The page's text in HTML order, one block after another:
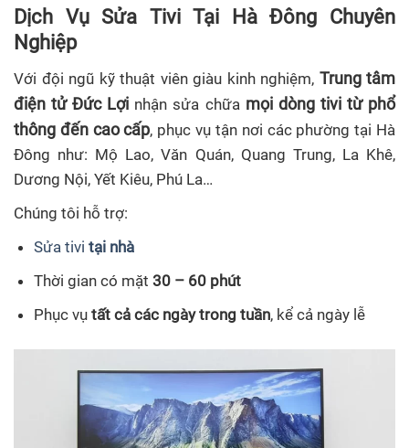
Dịch Vụ Sửa Tivi Tại Hà Đông Chuyên
Nghiệp
Với đội ngũ kỹ thuật viên giàu kinh nghiệm, Trung tâm
điện tử Đức Lợi nhận sửa chữa mọi dòng tivi từ phổ
thông đến cao cấp, phục vụ tận nơi các phường tại Hà
Đông như: Mộ Lao, Văn Quán, Quang Trung, La Khê,
Dương Nội, Yết Kiêu, Phú La…
Chúng tôi hỗ trợ:
Sửa tivitại nhà
Thời gian có mặt30 – 60 phút
Phục vụtất cả các ngày trong tuần, kể cả ngày lễ